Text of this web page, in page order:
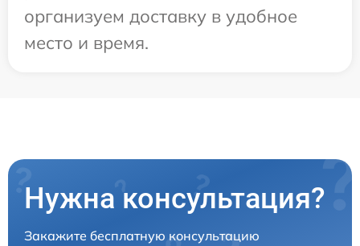
организуем доставку в удобное
место и время.
Нужна консультация?
Закажите бесплатную консультацию